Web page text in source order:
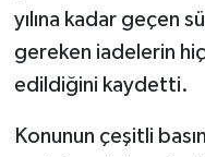
yılına kadar geçen
gereken iadelerin hiç
edildiğini kaydetti.
Konunun çeşitli